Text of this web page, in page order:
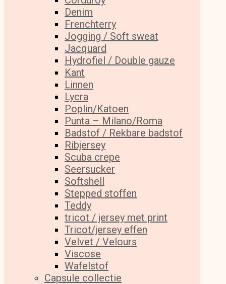
Denim
Frenchterry
Jogging / Soft sweat
Jacquard
Hydrofiel / Double gauze
Kant
Linnen
Lycra
Poplin/Katoen
Punta – Milano/Roma
Badstof / Rekbare badstof
Ribjersey
Scuba crepe
Seersucker
Softshell
Stepped stoffen
Teddy
tricot / jersey met print
Tricot/jersey effen
Velvet / Velours
Viscose
Wafelstof
Capsule collectie